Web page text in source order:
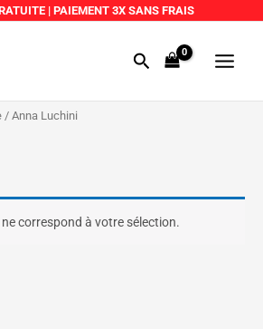
| PAIEMENT 3X SANS FRAIS
RechercherMenu
/ Anna Luchini
correspond à votre sélection.